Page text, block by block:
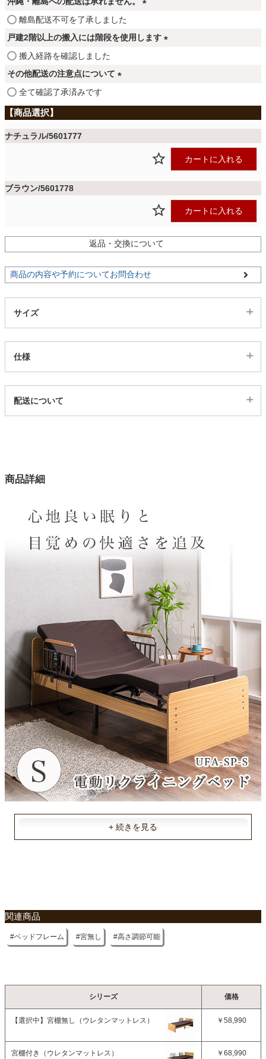
カーテン
ラグ
マット
キッチン用品
インテリア雑貨
ガーデン
必
離島配送不可を了承しました
戸建2階以上の搬入には階段を使用します
搬入経路を確認しました
その他配送の注意点について
必
須
)
全て確認了承済みです
ナチュラル/5601777
カートに入れる
ブラウン/5601778
カートに入れる
返品・交換について
商品の内容や予約についてお問合わせ
サイズ
仕様
5601777
2色
ベッド組立
約60分
ベッド素材
マットレスサイズ
約95x195x8(cm)
マットレス状態
完成
マットレス生地
ポリエステル
マットレス構造
ウレタン
マットレス原産国
日本製
かため（320ニュートン）
配送について
商品詳細
関連商品
ベッドフレーム 宮無し 高さ調節可能
シリーズ 価格
【選択中】 宮棚無し（ウレタンマットレス） ￥58,990
宮棚付き（ウレタンマットレス） ￥68,990